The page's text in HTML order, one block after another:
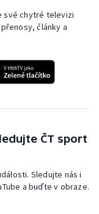
své chytré televizi
články a
ČT sport
Sledujte nás i
a buďte v obraze.